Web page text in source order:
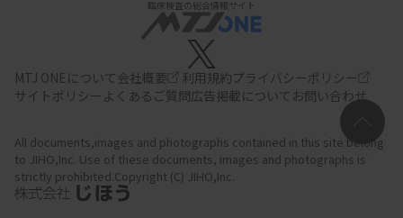
臨床検査の総合情報サイト
MTJ ONEについて会社概要 利用規約プライバシーポリシー
サイトポリシー よくあるご質問広告掲載について お問い合わせ
All documents,images and photographs contained in this site belong
to JIHO,Inc. Use of these documents, images and photographs is
strictly prohibited.Copyright (C) JIHO,Inc.